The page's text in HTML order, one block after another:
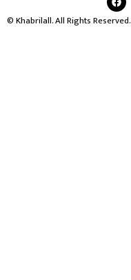
© Khabrilall. All Rights Reserved.